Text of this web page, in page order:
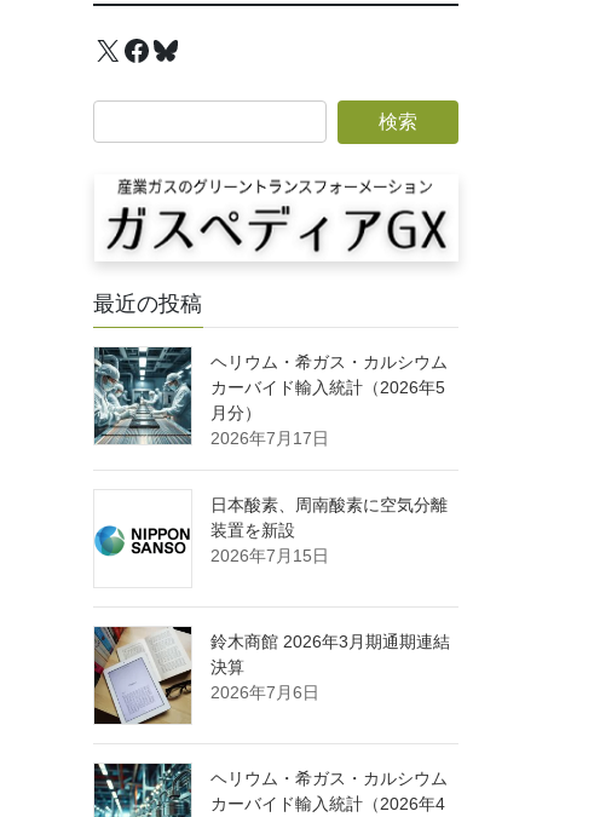
X Facebook
Bluesky
最近の投稿
ヘリウム・希ガス・カルシウム
カーバイド輸入統計（2026年5
月分）
2026年7月17日
日本酸素、周南酸素に空気分離
装置を新設
2026年7月15日
鈴木商館 2026年3月期通期連結
決算
2026年7月6日
ヘリウム・希ガス・カルシウム
カーバイド輸入統計（2026年4